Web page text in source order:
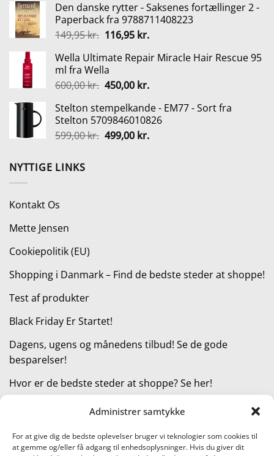
Administrer samtykke
For at give dig de bedste oplevelser bruger vi teknologier som cookies til
at gemme og/eller få adgang til enhedsoplysninger. Hvis du giver dit
pris
var:
299,95 kr..
pris
er:
269,95 kr..
Den danske rytter - Saksenes fortællinger 2 -
Paperback fra 9788711408223
149,95kr. Den
pris
var:
149,95 kr..
116,95 kr.Den
pris
116,95 kr..
Wella Ultimate Repair Miracle Hair Rescue 95
ml fra Wella
600,00kr. Den
pris
var:
600,00 kr..
450,00 kr.Den
pris
er:
450,00 kr..
Stelton stempelkande - EM77 - Sort fra
Stelton 5709846010826
599,00kr. Den
499,00 kr.Den
NYTTIGE LINKS
Kontakt Os
Mette Jensen
Cookiepolitik (EU)
Shopping i Danmark – Find de bedste steder at shoppe!
Test af produkter
Black Friday Er Startet!
Dagens, ugens og månedens tilbud! Se de gode
besparelser!
Hvor er de bedste steder at shoppe? Se her!
Kategorier